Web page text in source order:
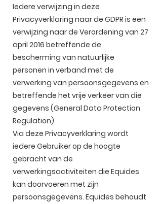
Iedere verwijzing in deze
Privacyverklaring naar de GDPR is een
verwijzing naar de Verordening van 27
april 2016 betreffende de
bescherming van natuurlijke
personen in verband met de
verwerking van persoonsgegevens en
betreffende het vrije verkeer van die
gegevens (General Data Protection
Regulation).
Via deze Privacyverklaring wordt
iedere Gebruiker op de hoogte
gebracht van de
verwerkingsactiviteiten die Equides
kan doorvoeren met zijn
persoonsgegevens. Equides behoudt